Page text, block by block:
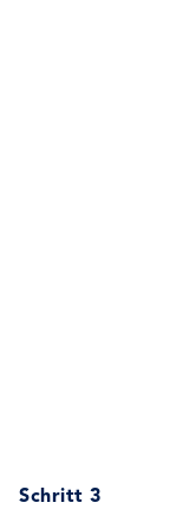
Schritt 3